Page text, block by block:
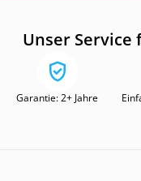
Unser Service
Garantie: 2+ Jahre